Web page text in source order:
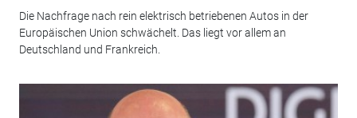
Die Nachfrage nach rein elektrisch betriebenen Autos in der
Europäischen Union schwächelt. Das liegt vor allem an
Deutschland und Frankreich.